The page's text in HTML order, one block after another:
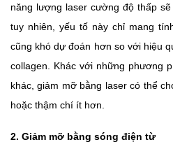
năng lượng laser cường độ thấp
tuy nhiên, yếu tố này chỉ mang
cũng khó dự đoán hơn so với hiệu
collagen. Khác với những phương
khác, giảm mỡ bằng laser có thể
hoặc thậm chí ít hơn.
2. Giảm mỡ bằng sóng điện từ